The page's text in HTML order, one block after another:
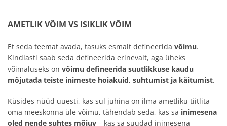
AMETLIK VÕIM VS ISIKLIK VÕIM
Et seda teemat avada, tasuks esmalt defineerida võimu.
Kindlasti saab seda defineerida erinevalt, aga üheks
võimaluseks on võimu defineerida suutlikkuse kaudu
mõjutada teiste inimeste hoiakuid, suhtumist ja käitumist.
Küsides nüüd uuesti, kas sul juhina on ilma ametliku tiitlita
oma meeskonna üle võimu, tähendab seda, kas sa inimesena
oled nende suhtes mõjuv – kas sa suudad inimesena